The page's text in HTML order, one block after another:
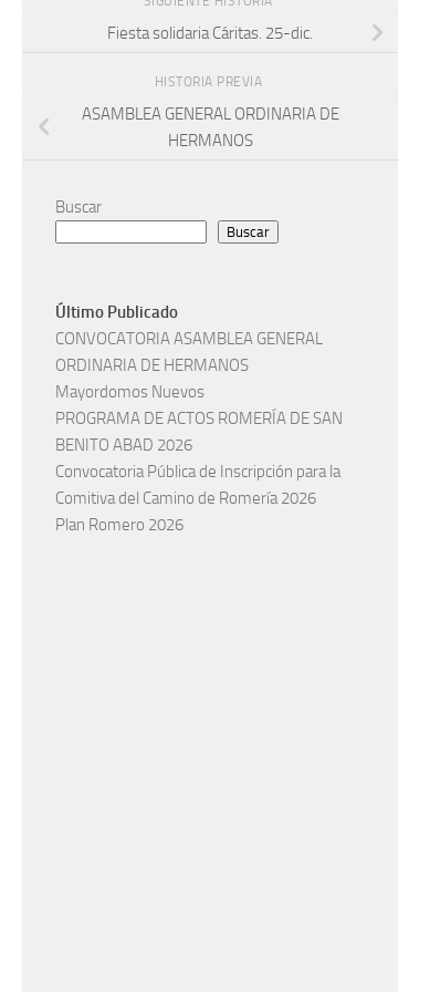
Fiesta solidaria Cáritas. 25-dic.
HISTORIA PREVIA
ASAMBLEA GENERAL ORDINARIA DE
HERMANOS
Buscar
Buscar
Último Publicado
CONVOCATORIA ASAMBLEA GENERAL
ORDINARIA DE HERMANOS
Mayordomos Nuevos
PROGRAMA DE ACTOS ROMERÍA DE SAN
BENITO ABAD 2026
Convocatoria Pública de Inscripción para la
Comitiva del Camino de Romería 2026
Plan Romero 2026